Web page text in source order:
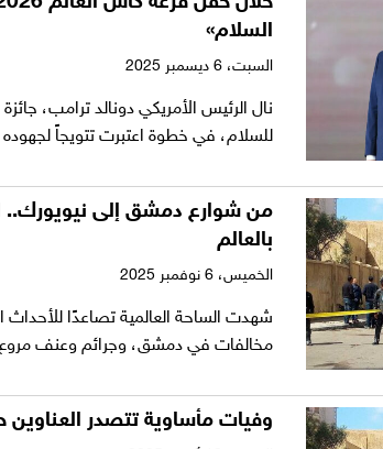
السلام»
السبت،
نال الرئيس الأمريكي دونالد ترامب، جائزة
للسلام، في خطوة اعتبرت تتويجاً
من شوارع دمشق إلى نيويورك..
بالعالم
الخميس،
شهدت الساحة العالمية تصاعدًا
مخالفات في دمشق، وجرائم وعنف
وفيات مأساوية تتصدر العناوين